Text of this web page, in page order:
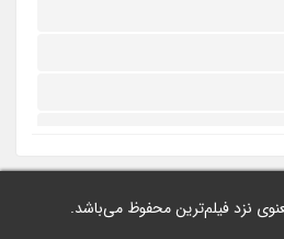
نزد فیلم‌ترین محفوظ می‌باشد.